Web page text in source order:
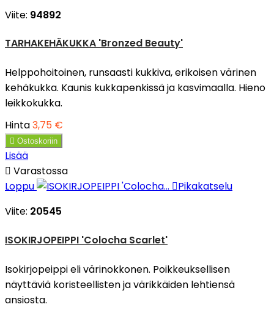
Viite: 94892
TARHAKEHÄKUKKA 'Bronzed Beauty'
Helppohoitoinen, runsaasti kukkiva, erikoisen värinen
kehäkukka. Kaunis kukkapenkissä ja kasvimaalla. Hieno
leikkokukka.
Hinta3,75 €
 Ostoskoriin
Lisää
 Varastossa
Loppu
Pikakatselu
Viite: 20545
ISOKIRJOPEIPPI 'Colocha Scarlet'
Isokirjopeippi eli värinokkonen. Poikkeuksellisen
näyttäviä koristeellisten ja värikkäiden lehtiensä
ansiosta.